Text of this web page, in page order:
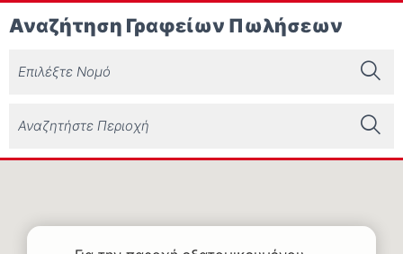
Αναζήτηση Γραφείων Πωλήσεων